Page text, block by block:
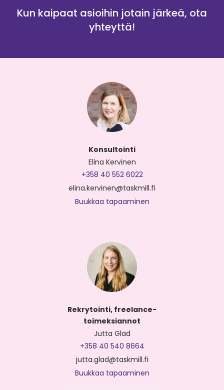
Kun kaipaat asioihin jotain järkeä, ota
yhteyttä!
Konsultointi
Elina Kervinen
+358 40 552 6022
elina.kervinen@taskmill.fi
Buukkaa tapaaminen
Rekrytointi, freelance-
toimeksiannot
Jutta Glad
+358 40 540 8664
jutta.glad@taskmill.fi
Buukkaa tapaaminen